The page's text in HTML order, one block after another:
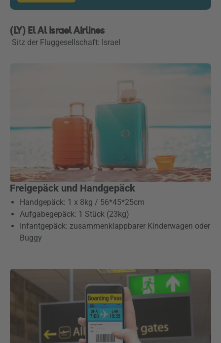
(LY) El Al Israel Airlines
Sitz der Fluggesellschaft: Israel
Freigepäck und Handgepäck
Handgepäck: 1 x 8kg / 56*45*25cm
Aufgabegepäck: 1 Stück (23kg)
Infantgepäck: zusammenklappbarer Kinderwagen oder
Buggy